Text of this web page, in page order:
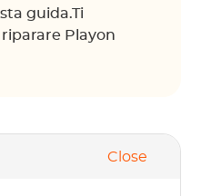
guida.Ti
Playon
Close